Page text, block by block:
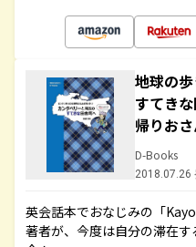
地球の
すてき
帰りお
D-Books
2018.07.26
英会話本でおなじみの「
著者が、今度は自分の滞在